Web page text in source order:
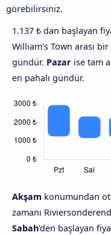
görebilirsiniz.
1.137 ₺ dan başlayan
William's Town arası
gündür. Pazar ise tam
en pahalı gündür.
Akşam konumundan
zamanı
Sabah'den başlayan